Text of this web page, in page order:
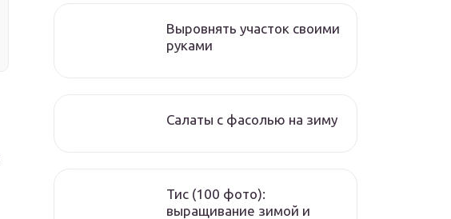
Выровнять участок своими
руками
Салаты с фасолью на зиму
Тис (100 фото):
выращивание зимой и